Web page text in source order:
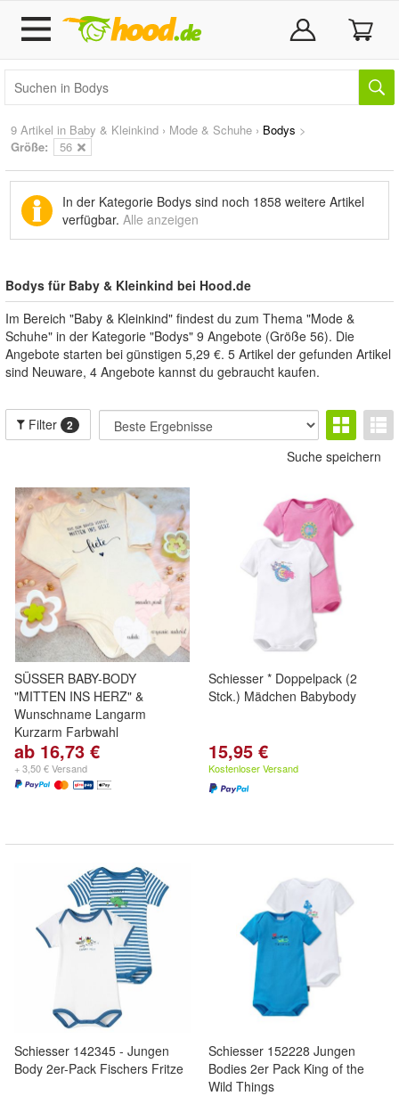
9 Artikel in Baby & Kleinkind › Mode & Schuhe › Bodys >
Größe:
56
In der Kategorie Bodys sind noch 1858 weitere Artikel
verfügbar. Alle anzeigen
Bodys für Baby & Kleinkind bei Hood.de
Im Bereich "Baby & Kleinkind" findest du zum Thema "Mode &
Schuhe" in der Kategorie "Bodys" 9 Angebote (Größe 56). Die
Angebote starten bei günstigen 5,29 €. 5 Artikel der gefunden Artikel
sind Neuware, 4 Angebote kannst du gebraucht kaufen.
Filter 2
Suche speichern
SÜSSER BABY-BODY
"MITTEN INS HERZ" &
Wunschname Langarm
Kurzarm Farbwahl
ab 16,73 €
+ 3,50 € Versand
Schiesser * Doppelpack (2
Stck.) Mädchen Babybody
15,95 €
Kostenloser Versand
Schiesser 142345 - Jungen
Body 2er-Pack Fischers Fritze
Schiesser 152228 Jungen
Bodies 2er Pack King of the
Wild Things